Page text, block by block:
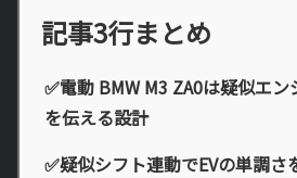
記事3行まとめ
✅電動 BMW M3 ZA0は疑似エ
を伝える設計
✅疑似シフト連動でEVの単調